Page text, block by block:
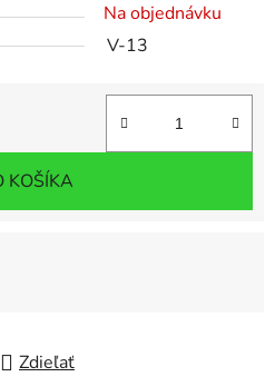
Na objednávku
V-13
KOŠÍKA
Zdieľať